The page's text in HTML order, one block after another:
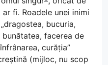
fi. Roadele unei inimi
bucuria,
facerea de
curăția”
(mijloc, nu scop